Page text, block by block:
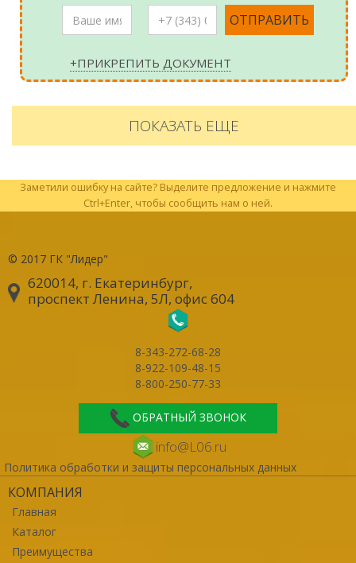
+ПРИКРЕПИТЬ ДОКУМЕНТ
ПОКАЗАТЬ ЕЩЕ
Заметили ошибку на сайте? Выделите предложение и нажмите
Ctrl+Enter, чтобы сообщить нам о ней.
© 2017 ГК "Лидер"
620014, г. Екатеринбург,
проспект Ленина, 5Л, офис 604
8-343-272-68-28
8-922-109-48-15
8-800-250-77-33
ОБРАТНЫЙ ЗВОНОК
info@L06.ru
Политика обработки и защиты персональных данных
КОМПАНИЯ
Главная
Каталог
Преимущества